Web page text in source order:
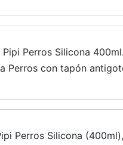
Pipi Perros Silicona 400ml.
Perros con tapón
Perros Silicona (400ml),